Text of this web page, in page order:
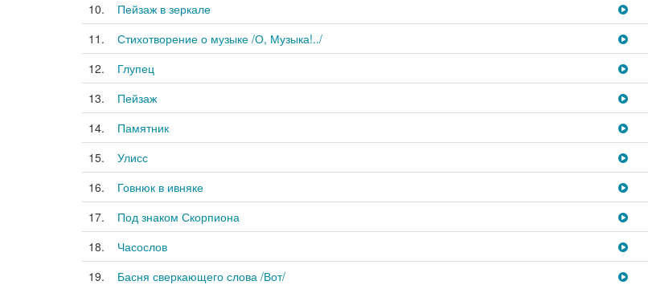
10.
Пейзаж в зеркале
11.
Стихотворение о музыке /О, Музыка!../
12.
Глупец
13.
Пейзаж
14.
Памятник
15.
Улисс
16.
Говнюк в ивняке
17.
Под знаком Скорпиона
18.
Часослов
19.
Басня сверкающего слова /Вот/